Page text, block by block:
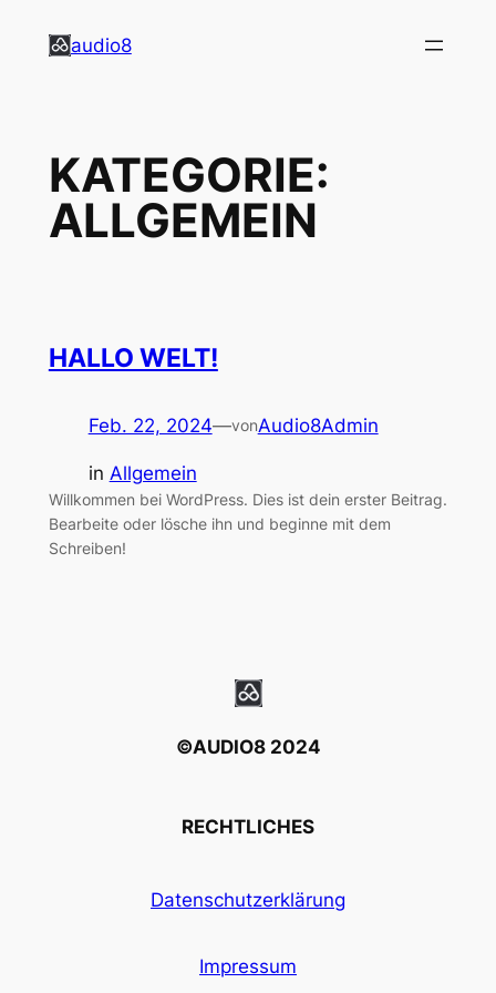
Inhalt
audio8
KATEGORIE:
ALLGEMEIN
HALLO WELT!
Feb. 22, 2024—vonAudio8Admin
in Allgemein
Willkommen bei WordPress. Dies ist dein erster Beitrag.
Bearbeite oder lösche ihn und beginne mit dem
Schreiben!
©AUDIO8 2024
RECHTLICHES
Datenschutzerklärung
Impressum